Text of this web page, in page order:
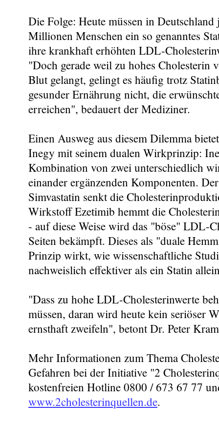
Die Folge: Heute müssen in Deutschland
Millionen Menschen ein so genanntes
ihre krankhaft erhöhten LDL-
"Doch gerade weil zu hohes Cholesterin
Blut gelangt, gelingt es häufig trotz
gesunder Ernährung nicht, die
erreichen", bedauert der Mediziner.
Einen Ausweg aus diesem Dilemma
Inegy mit seinem dualen Wirkprinzip:
Kombination von zwei unterschiedlich
einander ergänzenden Komponenten.
Simvastatin senkt die
Wirkstoff Ezetimib hemmt die
- auf diese Weise wird das "böse" LDL-
Seiten bekämpft. Dieses als "duale
Prinzip wirkt, wie wissenschaftliche
nachweislich effektiver als ein Statin
"Dass zu hohe LDL-Cholesterinwerte
müssen, daran wird heute kein seriöser
ernsthaft zweifeln", betont Dr. Peter
Mehr Informationen zum Thema
Gefahren bei der Initiative "2
kostenfreien Hotline 0800 / 673 67 77
www.2cholesterinquellen.de.